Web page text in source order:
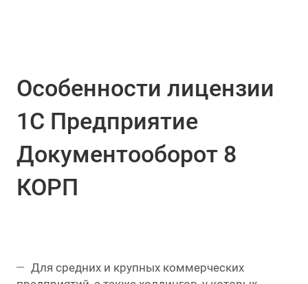
Особенности лицензии
1С Предприятие
Документооборот 8
КОРП
Для средних и крупных коммерческих